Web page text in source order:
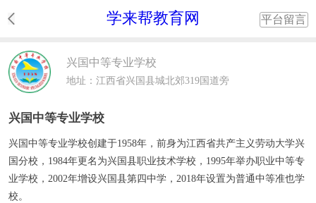
学来帮教育网 平台留言
兴国中等专业学校
地址：江西省兴国县城北郊319国道旁
兴国中等专业学校
兴国中等专业学校创建于1958年，前身为江西省共产主义劳动大学兴
国分校，1984年更名为兴国县职业技术学校，1995年举办职业中等专
业学校，2002年增设兴国县第四中学，2018年设置为普通中等准也学
校。